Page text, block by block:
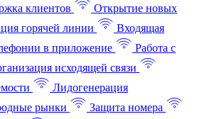
клиентов
Открытие новых
горячей линии
Входящая
в приложение
Работа с
исходящей связи
Лидогенерация
рынки
Защита номера